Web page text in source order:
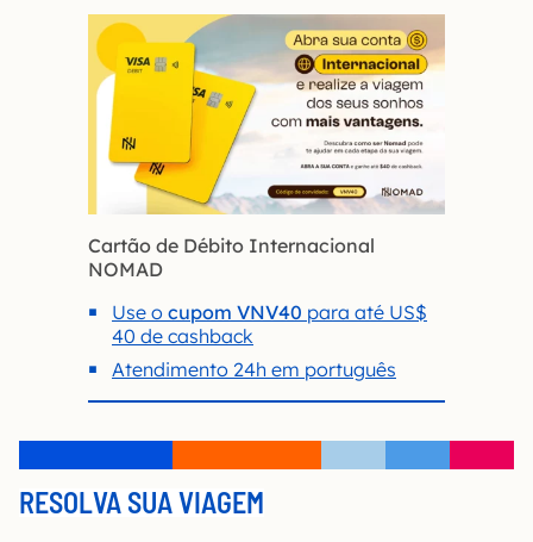
Cartão de Débito Internacional
NOMAD
Use o cupom VNV40 para até US$
40 de cashback
Atendimento 24h em português
RESOLVA SUA VIAGEM